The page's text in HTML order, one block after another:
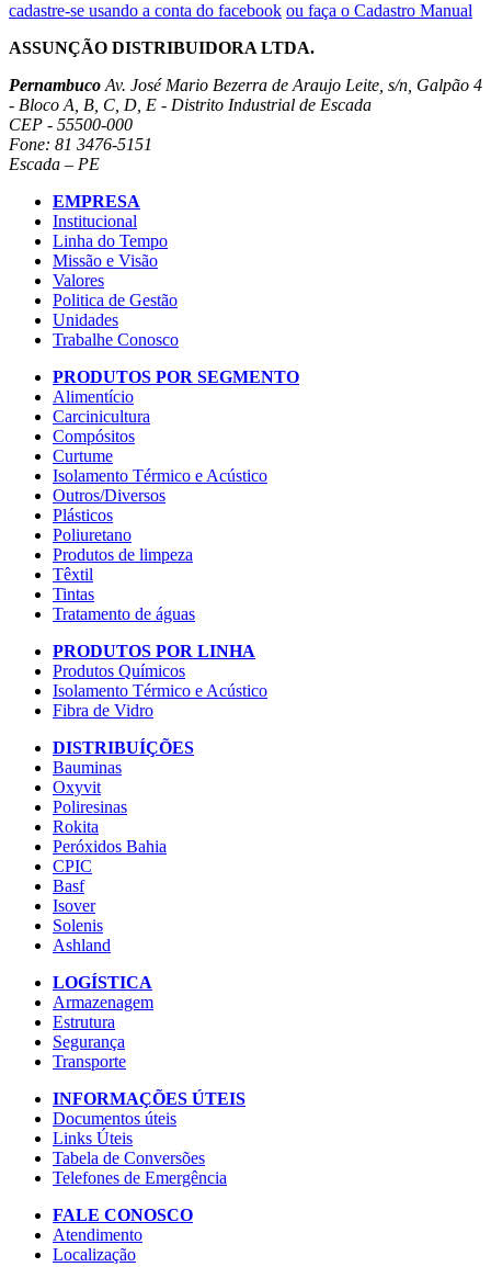
cadastre-se usando a conta do facebook ou faça o Cadastro Manual
ASSUNÇÃO DISTRIBUIDORA LTDA.
Pernambuco Av. José Mario Bezerra de Araujo Leite, s/n, Galpão 4
- Bloco A, B, C, D, E - Distrito Industrial de Escada
CEP - 55500-000
Fone: 81 3476-5151
Escada – PE
EMPRESA
Institucional
Linha do Tempo
Missão e Visão
Valores
Politica de Gestão
Unidades
Trabalhe Conosco
PRODUTOS POR SEGMENTO
Alimentício
Carcinicultura
Compósitos
Curtume
Isolamento Térmico e Acústico
Outros/Diversos
Plásticos
Poliuretano
Produtos de limpeza
Têxtil
Tintas
Tratamento de águas
PRODUTOS POR LINHA
Produtos Químicos
Isolamento Térmico e Acústico
Fibra de Vidro
DISTRIBUÍÇÕES
Bauminas
Oxyvit
Poliresinas
Rokita
Peróxidos Bahia
CPIC
Basf
Isover
Solenis
Ashland
LOGÍSTICA
Armazenagem
Estrutura
Segurança
Transporte
INFORMAÇÕES ÚTEIS
Documentos úteis
Links Úteis
Tabela de Conversões
Telefones de Emergência
FALE CONOSCO
Atendimento
Localização